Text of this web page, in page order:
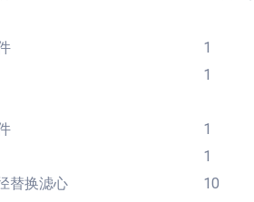
1
1
1
1
替换滤心 10